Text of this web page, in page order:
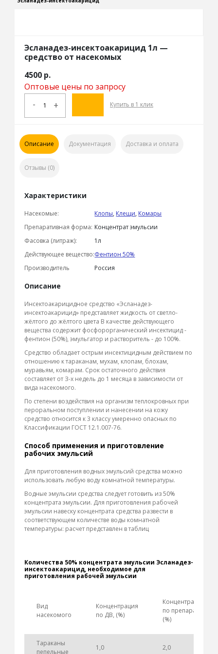
Эсланадез-инсектоакарицид 1л —
средство от насекомых
4500 р.
Оптовые цены по запросу
- + Купить в 1 клик
Описание Документация Доставка и оплата
Отзывы (0)
Характеристики
Насекомые: Клопы, Клещи, Комары
Препаративная форма: Концентрат эмульсии
Фасовка (литраж):
1л
Действующее вещество:Фентион 50%
Производитель
Россия
Описание
Инсектоакарицидное средство «Эсланадез-
инсектоакарицид» представляет жидкость от светло-
жёлтого до жёлтого цвета В качестве действующего
вещества содержит фосфорорганический инсектицид -
фентион (50%), эмульгатор и растворитель - до 100%.
Средство обладает острым инсектицидным действием по
отношению к тараканам, мухам, клопам, блохам,
муравьям, комарам. Срок остаточного действия
составляет от З-х недель до 1 месяца в зависимости от
вида насекомого.
По степени воздействия на организм теплокровных при
пероральном поступлении и нанесении на кожу
средство относится к 3 классу умеренно опасных по
Классификации ГОСТ 12.1.007-76.
Способ применения и приготовление
рабочих эмульсий
Для приготовления водных эмульсий средства можно
использовать любую воду комнатной температуры.
Водные эмульсии средства следует готовить из 50%
концентрата эмульсии. Для приготовления рабочей
эмульсии навеску концентрата средства развести в
соответствующем количестве воды комнатной
температуры: расчет представлен в таблиц
Количества 50% концентрата эмульсии Эсланадез-
инсектоакарицид, необходимое для
приготовления рабочей эмульсии
Вид
насекомого
Концентрация
по ДВ, (%)
Концентрация
по препарату,
(%)
Тараканы
пепельные
1,0 2,0